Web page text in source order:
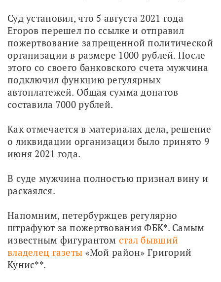
Суд установил, что 5 августа 2021 года
Егоров перешел по ссылке и отправил
пожертвование запрещенной политической
организации в размере 1000 рублей. После
этого со своего банковского счета мужчина
подключил функцию регулярных
автоплатежей. Общая сумма донатов
составила 7000 рублей.
Как отмечается в материалах дела, решение
о ликвидации организации было принято 9
июня 2021 года.
В суде мужчина полностью признал вину и
раскаялся.
Напомним, петербуржцев регулярно
штрафуют за пожертвования ФБК*. Самым
известным фигурантом стал бывший
владелец газеты «Мой район» Григорий
Кунис**.